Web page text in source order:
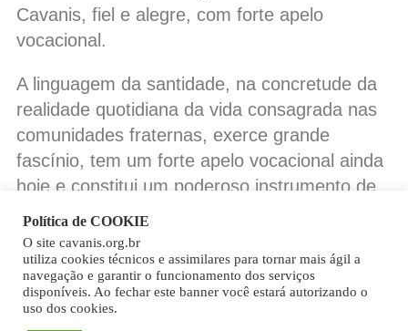
Cavanis, fiel e alegre, com forte apelo
vocacional.
A linguagem da santidade, na concretude da
realidade quotidiana da vida consagrada nas
comunidades fraternas, exerce grande
fascínio, tem um forte apelo vocacional ainda
hoje e constitui um poderoso instrumento de
anúncio do Evangelho.
Copy
Link
Política de COOKIE
O site cavanis.org.br
utiliza cookies técnicos e assimilares para tornar mais ágil a
navegação e garantir o funcionamento dos serviços
disponíveis. Ao fechar este banner você estará autorizando o
uso dos cookies.